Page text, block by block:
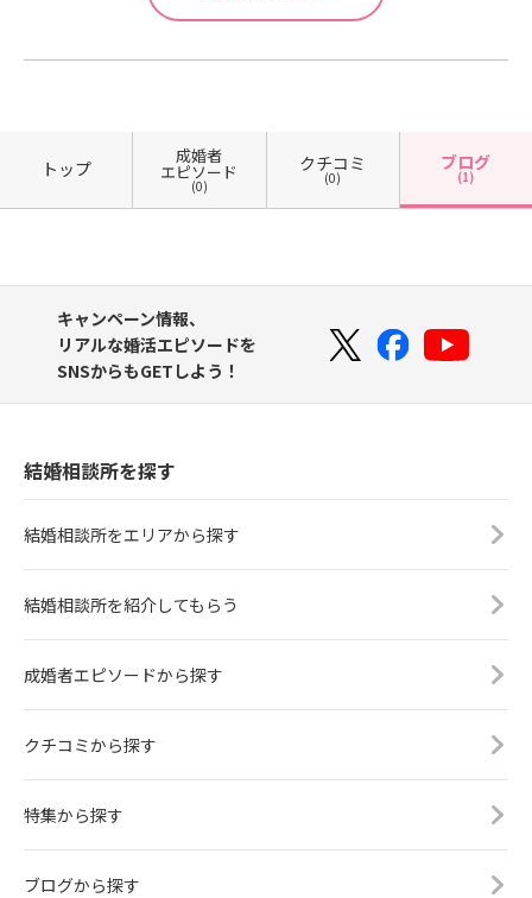
トップ
成婚者
エピソード
(0)
クチコミ
(0)
ブログ
(1)
キャンペーン情報、
リアルな婚活エピソードを
SNSからもGETしよう！
結婚相談所を探す
結婚相談所をエリアから探す
結婚相談所を紹介してもらう
成婚者エピソードから探す
クチコミから探す
特集から探す
ブログから探す